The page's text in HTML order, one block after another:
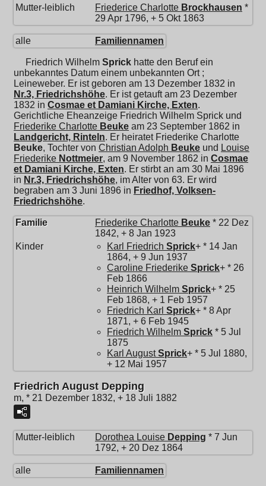
Mutter-leiblich
Friederice Charlotte Brockhausen *
29 Apr 1796, + 5 Okt 1863
alle Familiennamen
Friedrich Wilhelm Sprick hatte den Beruf ein
unbekanntes Datum einem unbekannten Ort ;
Leineweber. Er ist geboren am 13 Dezember 1832 in
Nr.3, Friedrichshöhe. Er ist getauft am 23 Dezember
1832 in Cosmae et Damiani Kirche, Exten.
Gerichtliche Eheanzeige Friedrich Wilhelm Sprick und
Friederike Charlotte Beuke am 23 September 1862 in
Landgericht, Rinteln. Er heiratet Friederike Charlotte
Beuke, Tochter von Christian Adolph Beuke und Louise
Friederike Nottmeier, am 9 November 1862 in Cosmae
et Damiani Kirche, Exten. Er stirbt an am 30 Mai 1896
in Nr.3, Friedrichshöhe, im Alter von 63. Er wird
begraben am 3 Juni 1896 in Friedhof, Volksen-
Friedrichshöhe.
Familie Friederike Charlotte Beuke * 22 Dez
1842, + 8 Jan 1923
Kinder
Karl Friedrich Sprick+ * 14 Jan
1864, + 9 Jun 1937
Caroline Friederike Sprick+ * 26
Feb 1866
Heinrich Wilhelm Sprick+ * 25
Feb 1868, + 1 Feb 1957
Friedrich Karl Sprick+ * 8 Apr
1871, + 6 Feb 1945
Friedrich Wilhelm Sprick * 5 Jul
1875
Karl August Sprick+ * 5 Jul 1880,
+ 12 Mai 1957
Friedrich August Depping
m, * 21 Dezember 1832, + 18 Juli 1882
Mutter-leiblich Dorothea Louise Depping * 7 Jun
1792, + 20 Dez 1864
alle Familiennamen